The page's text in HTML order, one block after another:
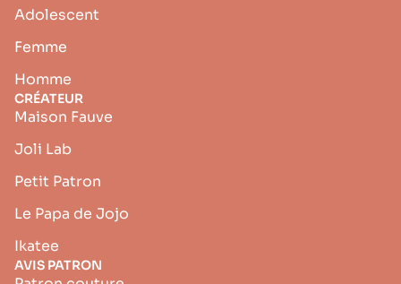
Adolescent
Femme
Homme
CRÉATEUR
Maison Fauve
Joli Lab
Petit Patron
Le Papa de Jojo
Ikatee
AVIS PATRON